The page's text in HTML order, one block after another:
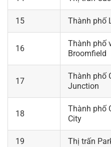
15 Thành phố
16
Thành phố
Broomfield
17
Thành phố
Junction
18
Thành phố
City
19 Thị trấn